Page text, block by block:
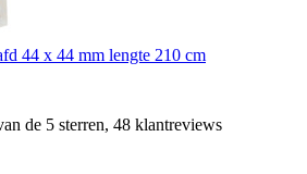
44 x 44 mm lengte 210 cm
de 5 sterren, 48 klantreviews